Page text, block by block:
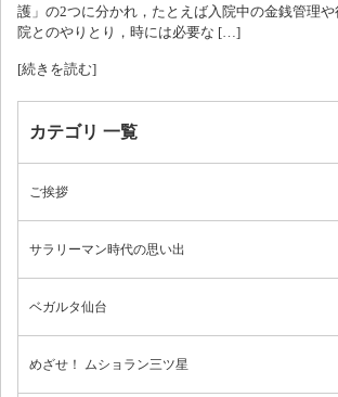
護」の2つに分かれ，たとえば入院中の金銭管理
院とのやりとり，時には必要な […]
[続きを読む]
カテゴリ 一覧
ご挨拶
サラリーマン時代の思い出
ベガルタ仙台
めざせ！ ムショラン三ツ星